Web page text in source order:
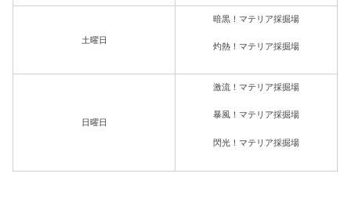
土曜日
暗黒！マテリア採掘場
灼熱！マテリア採掘場
日曜日
激流！マテリア採掘場
暴風！マテリア採掘場
閃光！マテリア採掘場